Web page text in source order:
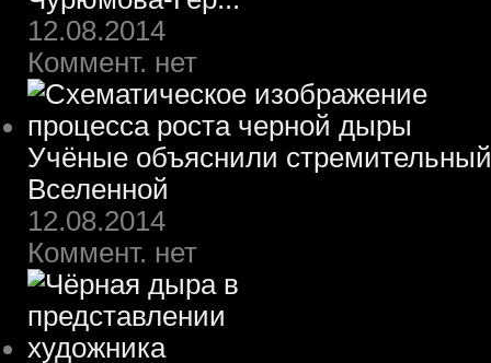
12.08.2014
Коммент. нет
Учёные объяснили
Вселенной
12.08.2014
Коммент. нет